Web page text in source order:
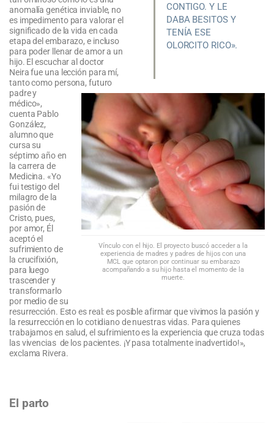
CONTIGO. Y LE
DABA BESITOS Y
TENÍA ESE
OLORCITO RICO».
Vínculo con el hijo. El proyecto buscó acceder a la
experiencia de madres y padres de hijos con una
MCL que optaron por continuar su embarazo
acompañando a su hijo hasta el momento de la
muerte.
anomalía genética inviable, no
es impedimento para valorar el
significado de la vida en cada
etapa del embarazo, e incluso
para poder llenar de amor a un
hijo. El escuchar al doctor
Neira fue una lección para mí,
tanto como persona, futuro
padre y
médico»,
cuenta Pablo
González,
alumno que
cursa su
séptimo año en
la carrera de
Medicina. «Yo
fui testigo del
milagro de la
pasión de
Cristo, pues,
por amor, Él
aceptó el
sufrimiento de
la crucifixión,
para luego
trascender y
transformarlo
por medio de su
resurrección. Esto es real: es posible afirmar que vivimos la pasión y
la resurrección en lo cotidiano de nuestras vidas. Para quienes
trabajamos en salud, el sufrimiento es la experiencia que cruza todas
las vivencias de los pacientes. ¡Y pasa totalmente inadvertido!»,
exclama Rivera.
El parto